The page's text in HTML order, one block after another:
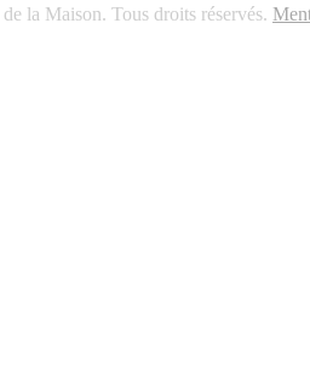
la Maison. Tous droits réservés.